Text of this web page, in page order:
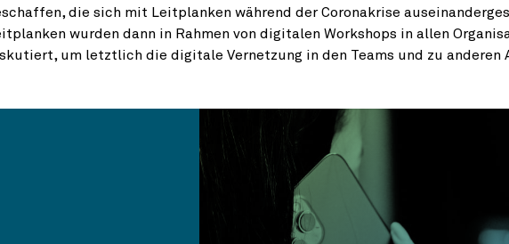
die sich mit Leitplanken während der Coronakrise
wurden dann in Rahmen von digitalen Workshops in allen
um letztlich die digitale Vernetzung in den Teams und zu anderen